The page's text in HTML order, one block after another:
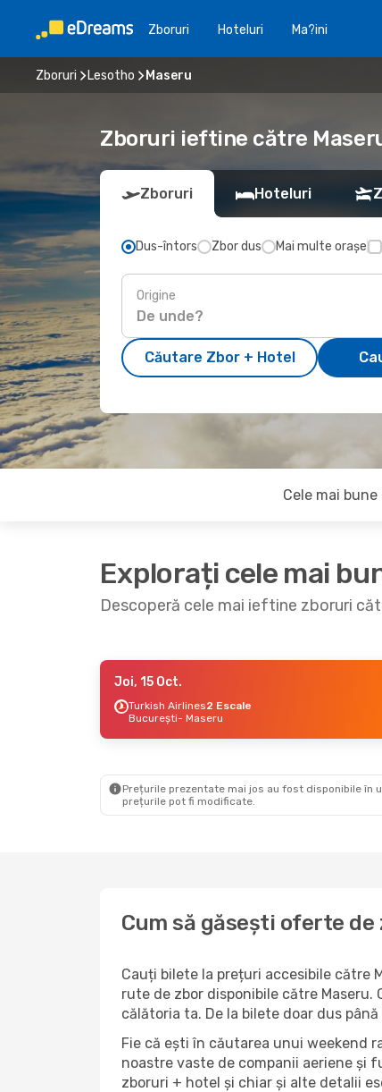
Zboruri Hoteluri Ma?ini
Zboruri Lesotho Maseru
Zboruri ieftine către
Zboruri Hoteluri
Dus-întors Zbor dus Mai multe orașe
Origine
Căutare Zbor + Hotel
Cele mai
Explorați cele mai
Descoperă cele mai ieftine zboruri
- Dum., 11 Oct.
- Maseru
Joi, 15 Oct.
Turkish Airlines2 Escale
București- Maseru
Prețurile prezentate mai jos au fost disponibile în
prețurile pot fi modificate.
Cum să găsești oferte
Cauți bilete la prețuri accesibile către
rute de zbor disponibile către
călătoria ta. De la bilete doar dus
Fie că ești în căutarea unui weekend
noastre vaste de companii aeriene și
zboruri + hotel și chiar și alte detalii